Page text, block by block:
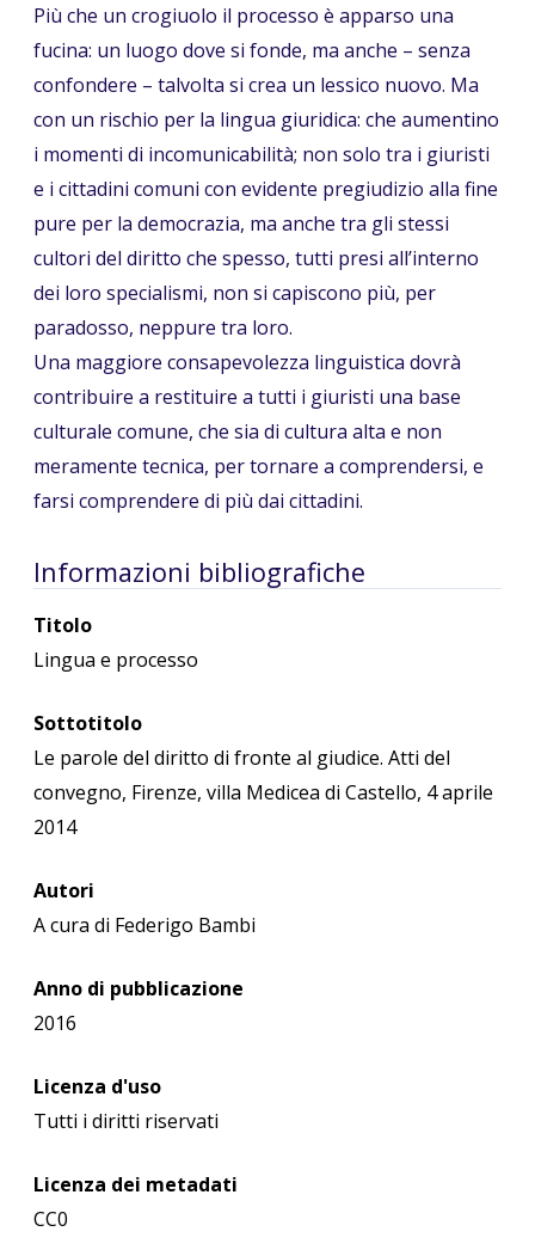
Più che un crogiuolo il processo è apparso una
fucina: un luogo dove si fonde, ma anche – senza
confondere – talvolta si crea un lessico nuovo. Ma
con un rischio per la lingua giuridica: che aumentino
i momenti di incomunicabilità; non solo tra i giuristi
e i cittadini comuni con evidente pregiudizio alla fine
pure per la democrazia, ma anche tra gli stessi
cultori del diritto che spesso, tutti presi all’interno
dei loro specialismi, non si capiscono più, per
paradosso, neppure tra loro.
Una maggiore consapevolezza linguistica dovrà
contribuire a restituire a tutti i giuristi una base
culturale comune, che sia di cultura alta e non
meramente tecnica, per tornare a comprendersi, e
farsi comprendere di più dai cittadini.
Informazioni bibliografiche
Titolo
Lingua e processo
Sottotitolo
Le parole del diritto di fronte al giudice. Atti del
convegno, Firenze, villa Medicea di Castello, 4 aprile
2014
Autori
A cura di Federigo Bambi
Anno di pubblicazione
2016
Licenza d'uso
Tutti i diritti riservati
Licenza dei metadati
CC0